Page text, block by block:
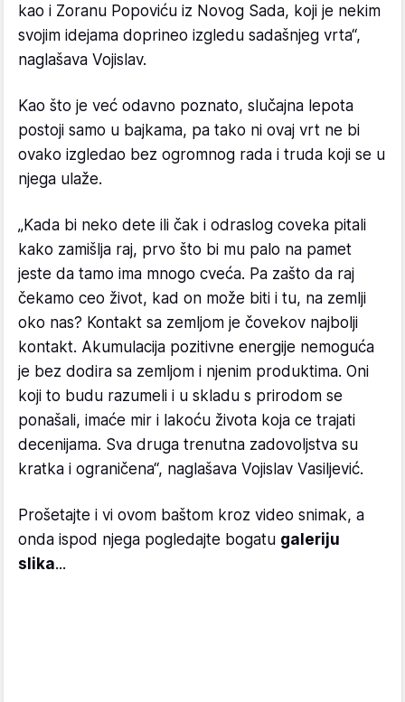
kao i Zoranu Popoviću iz Novog Sada, koji je nekim
svojim idejama doprineo izgledu sadašnjeg vrta“,
naglašava Vojislav.
Kao što je već odavno poznato, slučajna lepota
postoji samo u bajkama, pa tako ni ovaj vrt ne bi
ovako izgledao bez ogromnog rada i truda koji se u
njega ulaže.
„Kada bi neko dete ili čak i odraslog coveka pitali
kako zamišlja raj, prvo što bi mu palo na pamet
jeste da tamo ima mnogo cveća. Pa zašto da raj
čekamo ceo život, kad on može biti i tu, na zemlji
oko nas? Kontakt sa zemljom je čovekov najbolji
kontakt. Akumulacija pozitivne energije nemoguća
je bez dodira sa zemljom i njenim produktima. Oni
koji to budu razumeli i u skladu s prirodom se
ponašali, imaće mir i lakoću života koja ce trajati
decenijama. Sva druga trenutna zadovoljstva su
kratka i ograničena“, naglašava Vojislav Vasiljević.
Prošetajte i vi ovom baštom kroz video snimak, a
onda ispod njega pogledajte bogatu galeriju
slika...